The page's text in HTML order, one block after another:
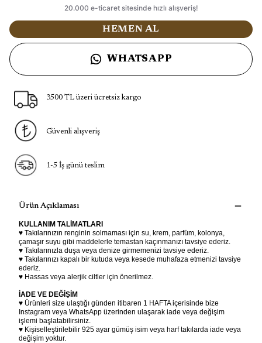
HEMEN AL
WHATSAPP
3500 TL üzeri ücretsiz kargo
Güvenli alışveriş
1-5 İş günü teslim
Ürün Açıklaması
KULLANIM TALİMATLARI
♥ Takılarınızın renginin solmaması için su, krem, parfüm, kolonya,
çamaşır suyu gibi maddelerle temastan kaçınmanızı tavsiye ederiz.
♥ Takılarınızla duşa veya denize girmemenizi tavsiye ederiz.
♥ Takılarınızı kapalı bir kutuda veya kesede muhafaza etmenizi tavsiye
ederiz.
♥ Hassas veya alerjik ciltler için önerilmez.
İADE VE DEĞİŞİM
♥ Ürünleri size ulaştığı günden itibaren 1 HAFTA içerisinde bize
Instagram veya WhatsApp üzerinden ulaşarak iade veya değişim
işlemi başlatabilirsiniz.
♥ Kişiselleştirilebilir 925 ayar gümüş isim veya harf takılarda iade veya
değişim yoktur.